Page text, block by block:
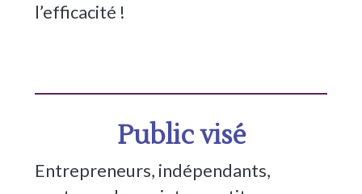
l’efficacité !
Public visé
Entrepreneurs, indépendants,